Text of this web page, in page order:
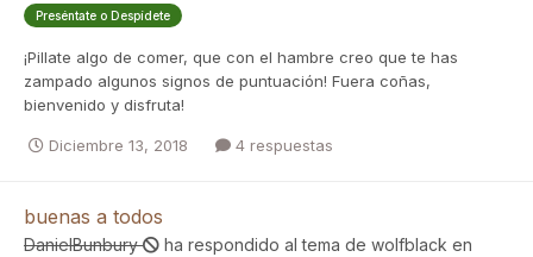
Preséntate o Despídete
¡Pillate algo de comer, que con el hambre creo que te has
zampado algunos signos de puntuación! Fuera coñas,
bienvenido y disfruta!
Diciembre 13, 2018 4 respuestas
buenas a todos
DanielBunbury ha respondido al tema de wolfblack en